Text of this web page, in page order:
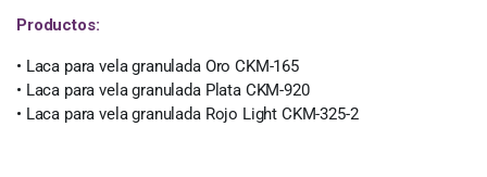
Productos:
• Laca para vela granulada Oro CKM-165
• Laca para vela granulada Plata CKM-920
• Laca para vela granulada Rojo Light CKM-325-2